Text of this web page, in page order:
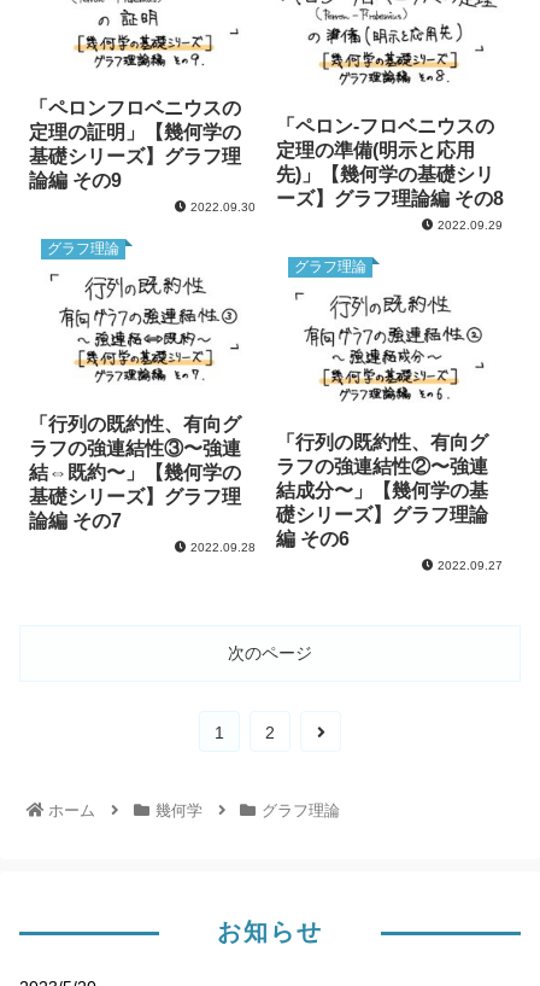
「ペロンフロベニウスの
定理の証明」【幾何学の
基礎シリーズ】グラフ理
論編 その9
2022.09.30
「ペロン-フロベニウスの
定理の準備(明示と応用
先)」【幾何学の基礎シリ
ーズ】グラフ理論編 その8
2022.09.29
グラフ理論
「行列の既約性、有向グ
ラフの強連結性③〜強連
結⇔既約〜」【幾何学の
基礎シリーズ】グラフ理
論編 その7
2022.09.28
グラフ理論
「行列の既約性、有向グ
ラフの強連結性②〜強連
結成分〜」【幾何学の基
礎シリーズ】グラフ理論
編 その6
2022.09.27
次のページ
1 2
ホーム 幾何学 グラフ理論
お知らせ